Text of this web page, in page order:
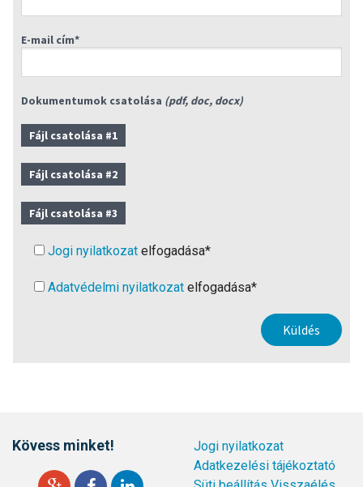
E-mail cím*
Dokumentumok csatolása (pdf, doc, docx)
Fájl csatolása #1
Fájl csatolása #2
Fájl csatolása #3
Jogi nyilatkozat elfogadása*
Adatvédelmi nyilatkozat elfogadása*
Kövess minket!
Jogi nyilatkozat
Adatkezelési tájékoztató